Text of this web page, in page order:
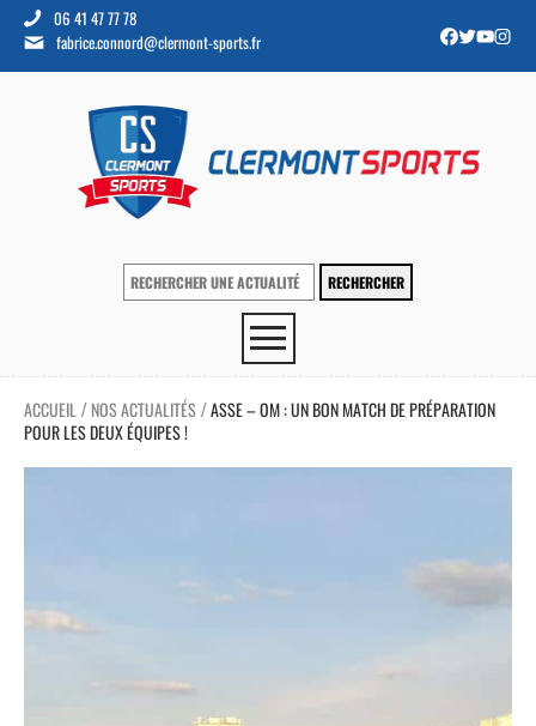
06 41 47 77 78
fabrice.connord@clermont-sports.fr
ACCUEIL / NOS ACTUALITÉS /ASSE – OM : UN BON MATCH DE PRÉPARATION
POUR LES DEUX ÉQUIPES !